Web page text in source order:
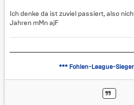
Ich denke da ist zuviel passiert, also
Jahren mMn ajF
*** Fohlen-League-